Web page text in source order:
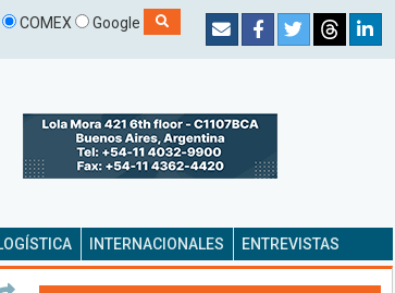
COMEX Google
INTERNACIONALES ENTREVISTAS